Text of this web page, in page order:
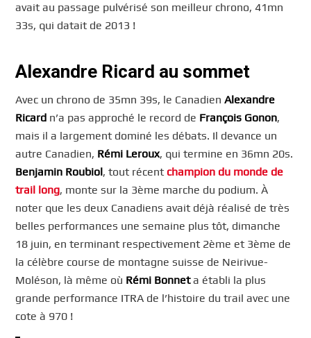
avait au passage pulvérisé son meilleur chrono, 41mn
33s, qui datait de 2013 !
Alexandre Ricard au sommet
Avec un chrono de 35mn 39s, le CanadienAlexandre
Ricard n’a pas approché le record de François Gonon,
mais il a largement dominé les débats. Il devance un
autre Canadien, Rémi Leroux, qui termine en 36mn 20s.
Benjamin Roubiol, tout récent champion du monde de
trail long, monte sur la 3ème marche du podium. À
noter que les deux Canadiens avait déjà réalisé de très
belles performances une semaine plus tôt, dimanche
18 juin, en terminant respectivement 2ème et 3ème de
la célèbre course de montagne suisse de Neirivue-
Moléson, là même où Rémi Bonneta établi la plus
grande performance ITRA de l’histoire du trail avec une
cote à 970 !